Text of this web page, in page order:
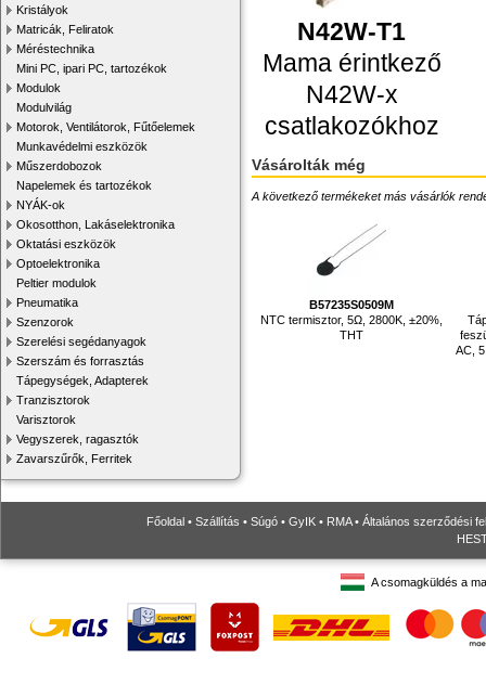
Kristályok
Matricák, Feliratok
Méréstechnika
Mini PC, ipari PC, tartozékok
Modulok
Modulvilág
Motorok, Ventilátorok, Fűtőelemek
Munkavédelmi eszközök
Műszerdobozok
Napelemek és tartozékok
NYÁK-ok
Okosotthon, Lakáselektronika
Oktatási eszközök
Optoelektronika
Peltier modulok
Pneumatika
Szenzorok
Szerelési segédanyagok
Szerszám és forrasztás
Tápegységek, Adapterek
Tranzisztorok
Varisztorok
Vegyszerek, ragasztók
Zavarszűrők, Ferritek
N42W-T1
Mama érintkező
N42W-x
csatlakozókhoz
Vásárolták még
A következő termékeket más vásárlók
B57235S0509M
NTC termisztor, 5Ω, 2800K, ±20%,
THT
AC,
Főoldal • Szállítás • Súgó • GyIK • RMA• Általános szerződési
A csomagküldés a